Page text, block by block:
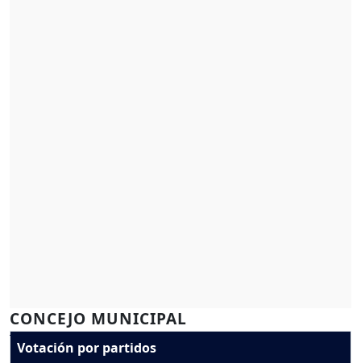
CONCEJO MUNICIPAL
Votación por partidos